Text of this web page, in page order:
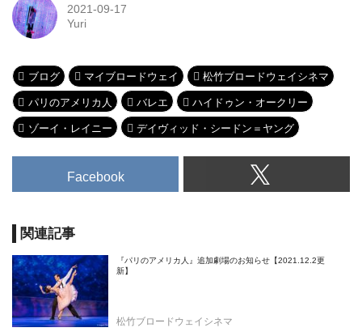
2021-09-17
Yuri
ブログ マイブロードウェイ 松竹ブロードウェイシネマ
パリのアメリカ人 バレエ ハイドゥン・オークリー
ゾーイ・レイニー デイヴィッド・シードン＝ヤング
Facebook
関連記事
『パリのアメリカ人』追加劇場のお知らせ【2021.12.2更
新】
松竹ブロードウェイシネマ